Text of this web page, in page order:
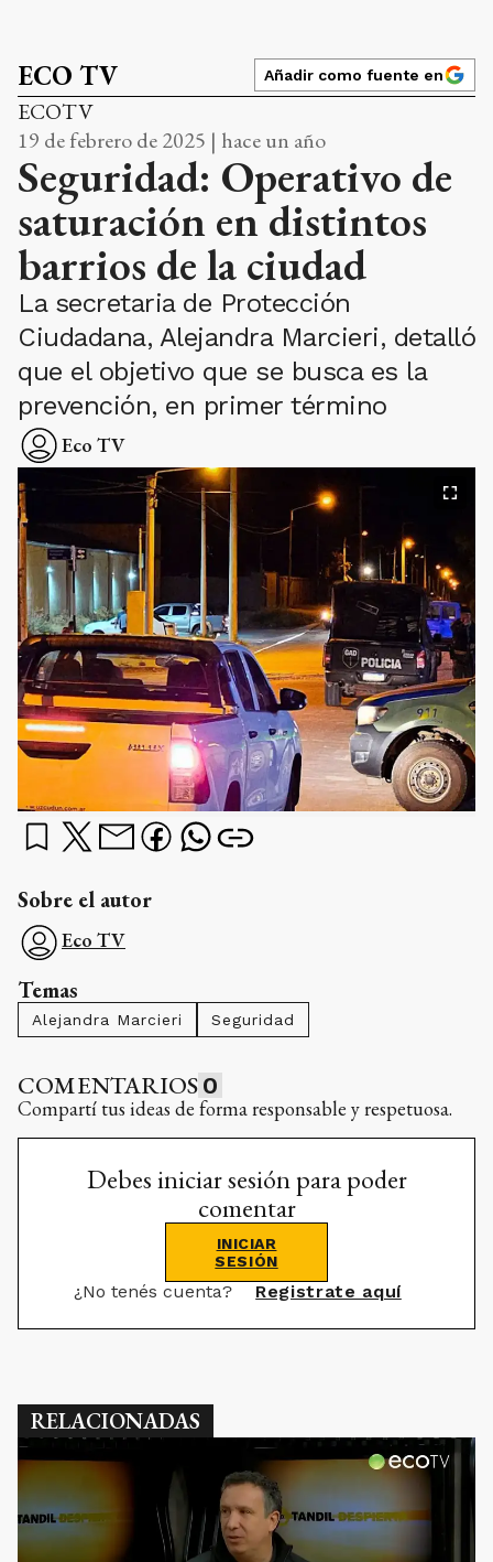
ECO TV Añadir como fuente en
ECOTV
19 de febrero de 2025 | hace un año
Seguridad: Operativo de
saturación en distintos
barrios de la ciudad
La secretaria de Protección
Ciudadana, Alejandra Marcieri, detalló
que el objetivo que se busca es la
prevención, en primer término
Eco TV
Sobre el autor
Eco TV
Temas
Alejandra Marcieri Seguridad
COMENTARIOS 0
Compartí tus ideas de forma responsable y respetuosa.
Debes iniciar sesión para poder
comentar
INICIAR
SESIÓN
¿No tenés cuenta? Registrate aquí
RELACIONADAS